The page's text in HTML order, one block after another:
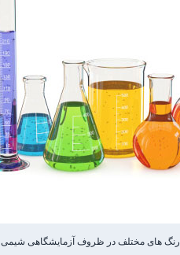
رنگ های مختلف در ظروف آزمایشگاهی شیمی